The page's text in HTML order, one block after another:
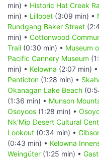
min) • Historic Hat Creek
min) • Lillooet (3:09 min) •
Rundgang Baker Street
min) • Cottonwood
Trail (0:30 min) • Museum
Pacific Cannery Museum
min) • Kelowna (2:07 min) •
Penticton (1:28 min) •
Okanagan Lake Beach
(1:36 min) • Munson
Osoyoos (1:28 min) •
Nk'Mip Desert Cultural
Lookout (0:34 min) •
(0:43 min) • Kelowna
Weingüter (1:25 min) •